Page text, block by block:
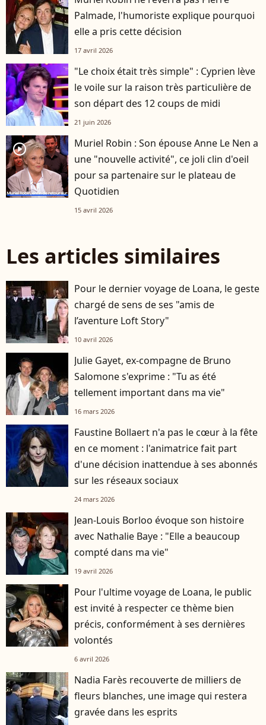
Palmade, l'humoriste explique pourquoi
elle a pris cette décision
17 avril 2026
"Le choix était très simple" : Cyprien lève
le voile sur la raison très particulière de
son départ des 12 coups de midi
21 juin 2026
player2
Muriel Robin : Son épouse Anne Le Nen a
une "nouvelle activité", ce joli clin d'oeil
pour sa partenaire sur le plateau de
Quotidien
15 avril 2026
Les articles similaires
Pour le dernier voyage de Loana, le geste
chargé de sens de ses "amis de
l’aventure Loft Story"
10 avril 2026
Julie Gayet, ex-compagne de Bruno
Salomone s'exprime : "Tu as été
tellement important dans ma vie"
16 mars 2026
Faustine Bollaert n'a pas le cœur à la fête
en ce moment : l'animatrice fait part
d'une décision inattendue à ses abonnés
sur les réseaux sociaux
24 mars 2026
Jean-Louis Borloo évoque son histoire
avec Nathalie Baye : "Elle a beaucoup
compté dans ma vie"
19 avril 2026
Pour l'ultime voyage de Loana, le public
est invité à respecter ce thème bien
précis, conformément à ses dernières
volontés
6 avril 2026
Nadia Farès recouverte de milliers de
fleurs blanches, une image qui restera
gravée dans les esprits